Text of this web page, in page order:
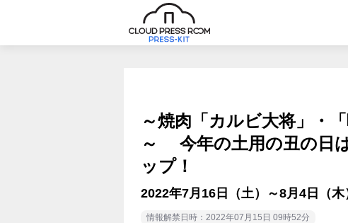
～焼肉「カルビ大将」・
～ 今年の土用の丑の日
ップ！
2022年7月16日（土）～8月4日（木
情報解禁日時：2022年07月15日 09時52分